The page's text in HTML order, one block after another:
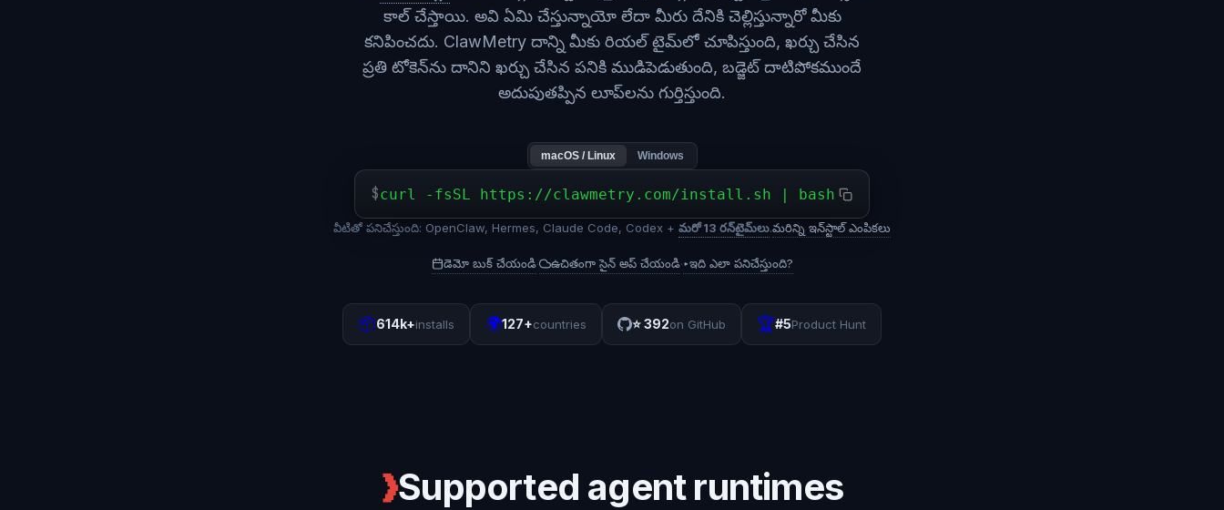
కాల్ చేస్తాయి. అవి ఏమి చేస్తున్నాయో లేదా మీరు దేనికి చెల్లిస్తున్నారో మీకు
కనిపించదు. ClawMetry దాన్ని మీకు రియల్ టైమ్‌లో చూపిస్తుంది, ఖర్చు చేసిన
ప్రతి టోకెన్‌ను దానిని ఖర్చు చేసిన పనికి ముడిపెడుతుంది, బడ్జెట్ దాటిపోకముందే
అదుపుతప్పిన లూప్‌లను గుర్తిస్తుంది.
macOS / Linux Windows
$curl -fsSL https://clawmetry.com/install.sh | bash
వీటితో పనిచేస్తుంది: OpenClaw, Hermes, Claude Code, Codex + మరో 13 రన్‌టైమ్‌లు.మరిన్ని ఇన్‌స్టాల్ ఎంపికలు
డెమో బుక్ చేయండి· ఉచితంగా సైన్ అప్ చేయండి·▸ఇది ఎలా పనిచేస్తుంది?
📦614k+installs 🌍127+countries ⭐392on GitHub 🏆#5Product Hunt
❯Supported agent runtimes